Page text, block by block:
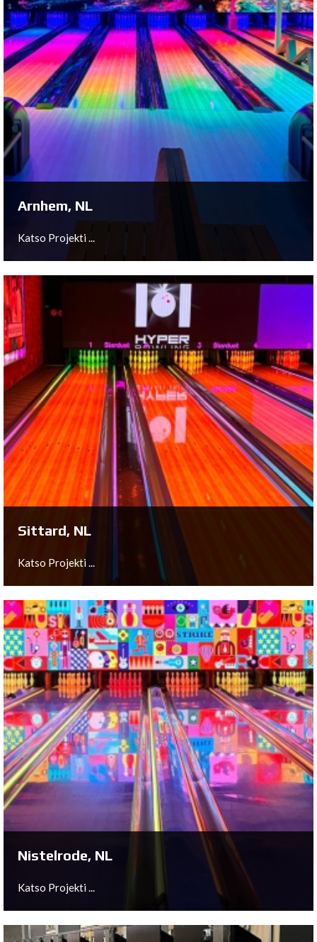
Arnhem, NL
Katso Projekti ...
Arnhem, NL
Katso Projekti ...
Sittard, NL
Katso Projekti ...
Sittard, NL
Katso Projekti ...
Nistelrode, NL
Katso Projekti ...